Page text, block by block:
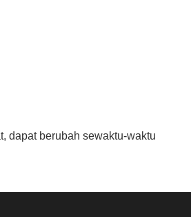
dapat berubah sewaktu-waktu